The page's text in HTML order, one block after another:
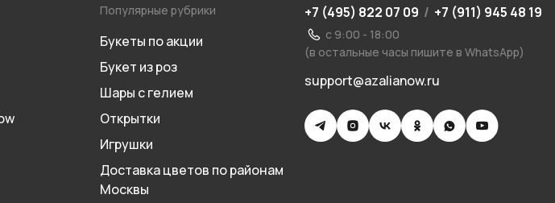
Популярные рубрики
Букеты по акции
Букет из роз
Шары с гелием
Открытки
Игрушки
Доставка цветов по районам
Москвы
+7 (495) 822 07 09 / +7 (911) 945 48 19
с 9:00 - 18:00
(в остальные часы пишите в WhatsApp)
support@azalianow.ru